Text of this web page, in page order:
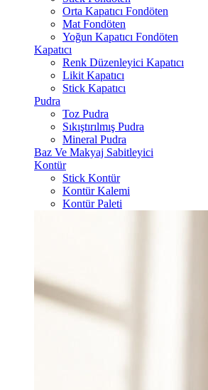
Orta Kapatıcı Fondöten
Mat Fondöten
Yoğun Kapatıcı Fondöten
Kapatıcı
Renk Düzenleyici Kapatıcı
Likit Kapatıcı
Stick Kapatıcı
Pudra
Toz Pudra
Sıkıştırılmış Pudra
Mineral Pudra
Baz Ve Makyaj Sabitleyici
Kontür
Stick Kontür
Kontür Kalemi
Kontür Paleti